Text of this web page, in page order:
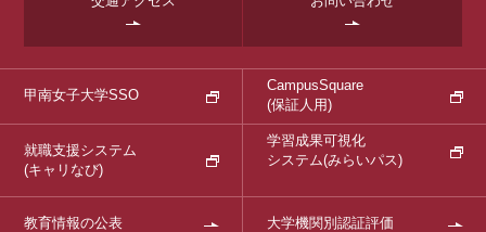
甲南女子大学SSO
CampusSquare
(保証人用)
就職支援システム
(キャリなび)
学習成果可視化
システム(みらいパス)
教育情報の公表 大学機関別認証評価